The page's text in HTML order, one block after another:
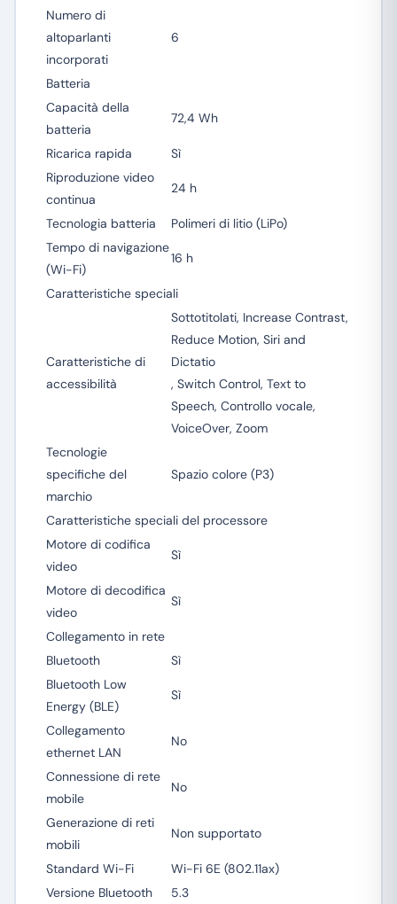
Numero di
altoparlanti
incorporati
6
Batteria
Capacità della
batteria
72,4 Wh
Ricarica rapida
Sì
Riproduzione video
continua
24 h
Tecnologia batteria
Polimeri di litio (LiPo)
Tempo di navigazione
(Wi-Fi)
16 h
Caratteristiche speciali
Caratteristiche di
accessibilità
Sottotitolati, Increase Contrast,
Reduce Motion, Siri and
Dictatio
, Switch Control, Text to
Speech, Controllo vocale,
VoiceOver, Zoom
Tecnologie
specifiche del
marchio
Spazio colore (P3)
Caratteristiche speciali del processore
Motore di codifica
video
Sì
Motore di decodifica
video
Sì
Collegamento in rete
Bluetooth
Sì
Bluetooth Low
Energy (BLE)
Sì
Collegamento
ethernet LAN
No
Connessione di rete
mobile
No
Generazione di reti
mobili
Non supportato
Standard Wi-Fi
Wi-Fi 6E (802.11ax)
Versione Bluetooth
5.3